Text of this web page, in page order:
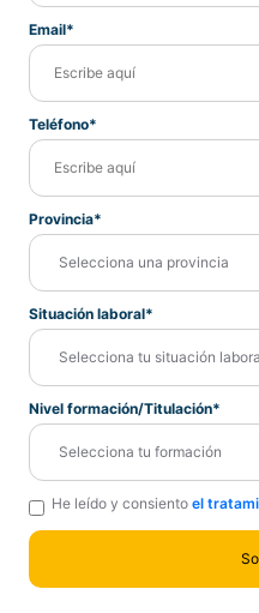
Email*
Teléfono*
Provincia*
Situación laboral*
Nivel formación/Titulación*
He leído y consiento el